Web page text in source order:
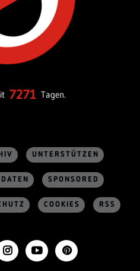
7271 Tagen.
UNTERSTÜTZEN
SPONSORED
COOKIES RSS